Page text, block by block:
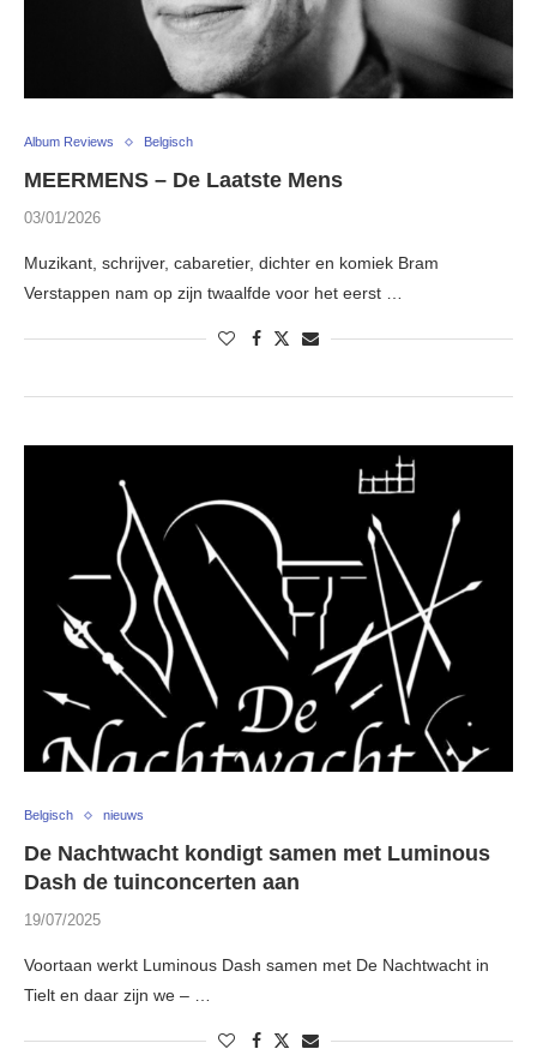
Album Reviews Belgisch
MEERMENS – De Laatste Mens
03/01/2026
Muzikant, schrijver, cabaretier, dichter en komiek Bram
Verstappen nam op zijn twaalfde voor het eerst …
Belgisch nieuws
De Nachtwacht kondigt samen met Luminous
Dash de tuinconcerten aan
19/07/2025
Voortaan werkt Luminous Dash samen met De Nachtwacht in
Tielt en daar zijn we – …